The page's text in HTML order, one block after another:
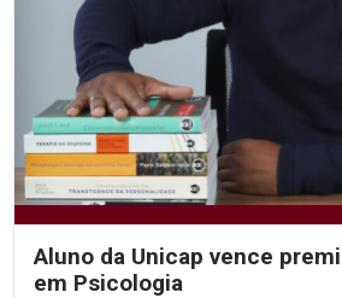
Aluno da Unicap vence
em Psicologia